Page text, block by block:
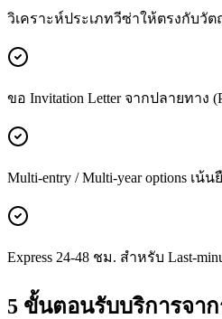
วิเคราะห์ประเภทวีซ่าให้ตรงกับวัต
ขอ Invitation Letter จากปลายทาง
Multi-entry / Multi-year options เน้
Express 24-48 ชม. สำหรับ Last-
5 ขั้นตอนรับบริการจาก